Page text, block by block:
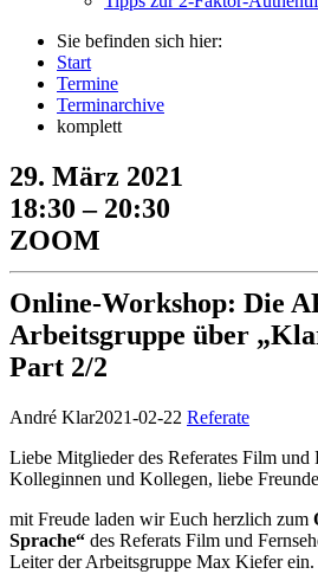
Sie befinden sich hier:
Start
Termine
Terminarchive
komplett
29. März 2021
18:30 – 20:30
ZOOM
Online-Workshop: Die
Arbeitsgruppe über
Part 2/2
André Klar2021-02-22 Referate
Liebe Mitglieder des Referates Film und
Kolleginnen und Kollegen, liebe
mit Freude laden wir Euch herzlich zum
Sprache“ des Referats Film und
Leiter der Arbeitsgruppe Max Kiefer ein.